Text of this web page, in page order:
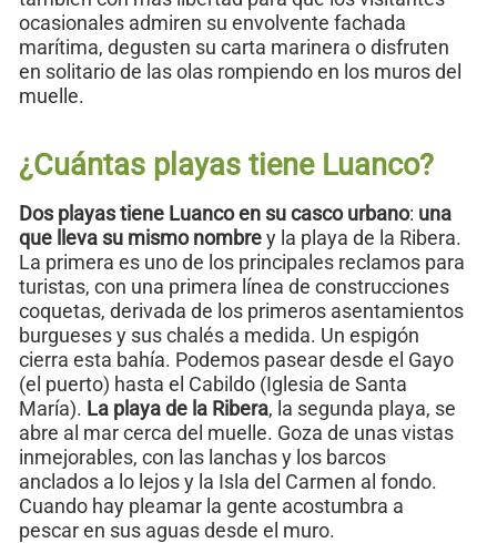
ocasionales admiren su envolvente fachada
marítima, degusten su carta marinera o disfruten
en solitario de las olas rompiendo en los muros del
muelle.
¿Cuántas playas tiene Luanco?
Dos playastiene Luanco en su casco urbano: una
que lleva su mismo nombrey la playa de la Ribera.
La primera es uno de los principales reclamos para
turistas, con una primera línea de construcciones
coquetas, derivada de los primeros asentamientos
burgueses y sus chalés a medida. Un espigón
cierra esta bahía. Podemos pasear desde el Gayo
(el puerto) hasta el Cabildo (Iglesia de Santa
María). La playa de la Ribera, la segunda playa, se
abre al mar cerca del muelle. Goza de unas vistas
inmejorables, con las lanchas y los barcos
anclados a lo lejos y la Isla del Carmen al fondo.
Cuando hay pleamar la gente acostumbra a
pescar en sus aguas desde el muro.